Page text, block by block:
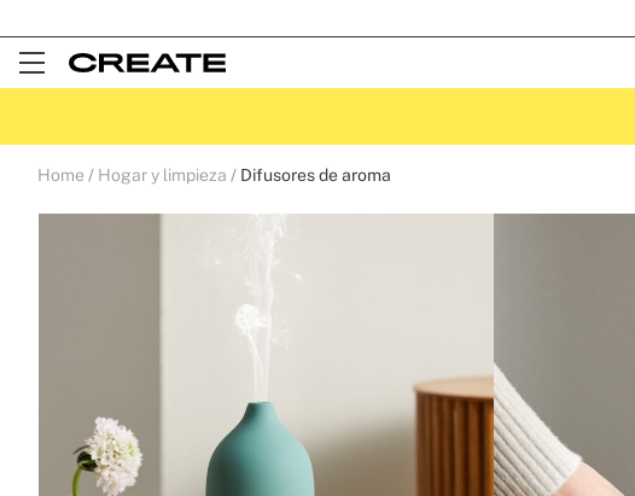
Open
Home Hogar y limpieza Difusores de aroma